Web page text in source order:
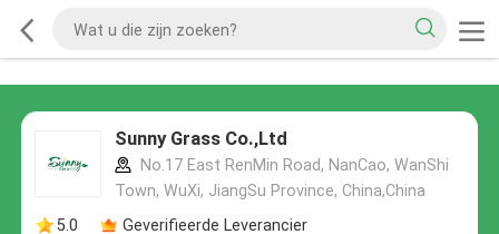
Sunny Grass Co.,Ltd
No.17 East RenMin Road, NanCao, WanShi
Town, WuXi, JiangSu Province, China,China
5.0
Geverifieerde Leverancier